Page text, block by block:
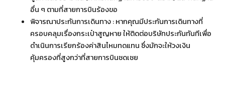
อื่น ๆ ตามที่สายการบินร้องขอ
พิจารณาประกันการเดินทาง : หากคุณมีประกันการเดินทางที่
ครอบคลุมเรื่องกระเป๋าสูญหาย ให้ติดต่อบริษัทประกันทันทีเพื่อ
ดำเนินการเรียกร้องค่าสินไหมทดแทน ซึ่งมักจะให้วงเงิน
คุ้มครองที่สูงกว่าที่สายการบินชดเชย